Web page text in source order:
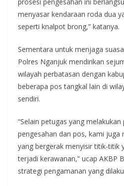
menyasar kendaraan roda dua
seperti knalpot brong,” katanya.
Sementara untuk menjaga
Polres Nganjuk mendirikan
wilayah perbatasan dengan
beberapa pos tangkal lain di
sendiri.
“Selain petugas yang
pengesahan dan pos, kami
yang bergerak menyisir titik-titik
terjadi kerawanan,” ucap AKBP
strategi pengamanan yang